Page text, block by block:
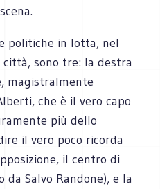
politiche in lotta, nel
sono tre: la destra
magistralmente
che è il vero capo
più dello
il vero poco ricorda
il centro di
Salvo Randone), e la